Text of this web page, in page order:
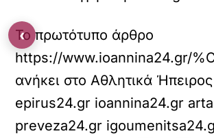
Το πρωτότυπο άρθρο
https://www.ioannina24.gr/
ανήκει στοΑθλητικά
epirus24.gr ioannina24.gr
preveza24.gr
‹